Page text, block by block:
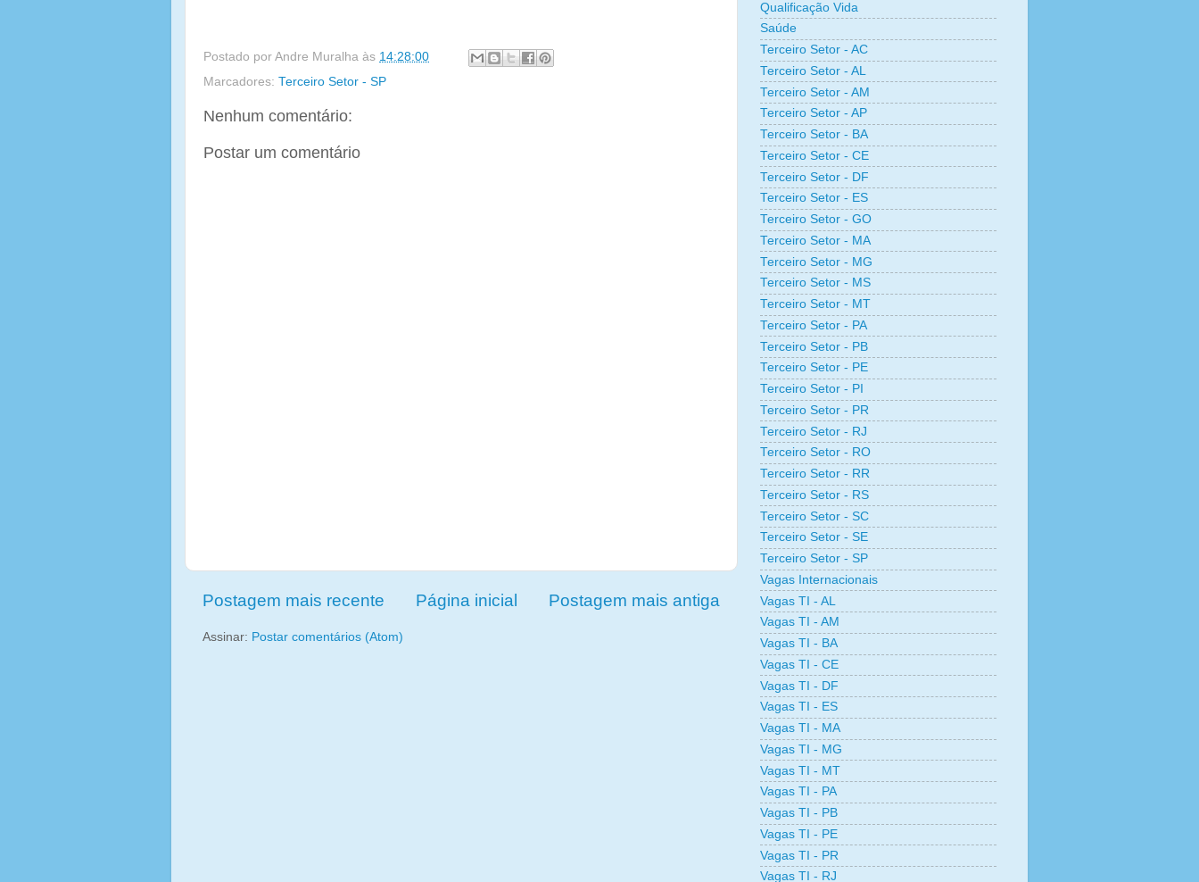
Postado por Andre Muralha às 14:28:00
Marcadores: Terceiro Setor - SP
Nenhum comentário:
Postar um comentário
Postagem mais recente Postagem mais antiga
Página inicial
Assinar: Postar comentários (Atom)
Qualificação Vida
Saúde
Terceiro Setor - AC
Terceiro Setor - AL
Terceiro Setor - AM
Terceiro Setor - AP
Terceiro Setor - BA
Terceiro Setor - CE
Terceiro Setor - DF
Terceiro Setor - ES
Terceiro Setor - GO
Terceiro Setor - MA
Terceiro Setor - MG
Terceiro Setor - MS
Terceiro Setor - MT
Terceiro Setor - PA
Terceiro Setor - PB
Terceiro Setor - PE
Terceiro Setor - PI
Terceiro Setor - PR
Terceiro Setor - RJ
Terceiro Setor - RO
Terceiro Setor - RR
Terceiro Setor - RS
Terceiro Setor - SC
Terceiro Setor - SE
Terceiro Setor - SP
Vagas Internacionais
Vagas TI - AL
Vagas TI - AM
Vagas TI - BA
Vagas TI - CE
Vagas TI - DF
Vagas TI - ES
Vagas TI - MA
Vagas TI - MG
Vagas TI - MT
Vagas TI - PA
Vagas TI - PB
Vagas TI - PE
Vagas TI - PR
Vagas TI - RJ